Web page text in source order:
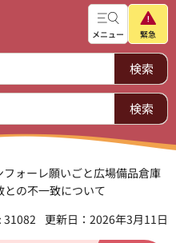
メニュー 緊急
フォーレ願いごと広場備品倉庫
の不一致について
31082
更新日：2026年3月11日